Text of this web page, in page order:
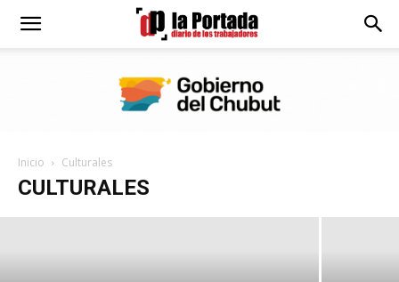
Diario
Portada
Inicio Culturales
CULTURALES
Noche de teatro en La Juntadera
LaPortada - 29 abril, 2023